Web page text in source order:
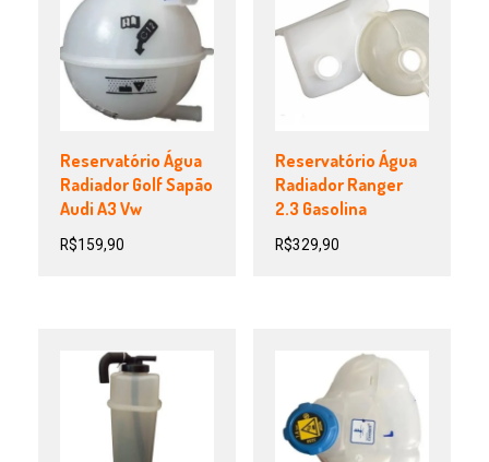
Reservatório Água
Radiador Golf Sapão
Audi A3 Vw
R$159,90
Reservatório Água
Radiador Ranger
2.3 Gasolina
R$329,90